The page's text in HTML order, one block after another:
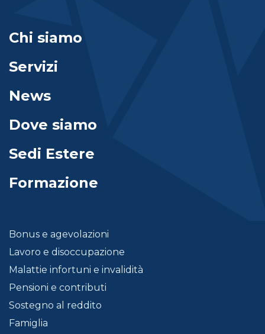
Chi siamo
Servizi
News
Dove siamo
Sedi Estere
Formazione
Bonus e agevolazioni
Lavoro e disoccupazione
Malattie infortuni e invalidità
Pensioni e contributi
Sostegno al reddito
Famiglia